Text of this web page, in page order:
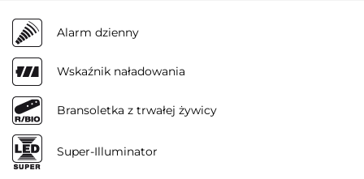
Alarm dzienny
Wskaźnik naładowania
Bransoletka z trwałej żywicy
Super-Illuminator